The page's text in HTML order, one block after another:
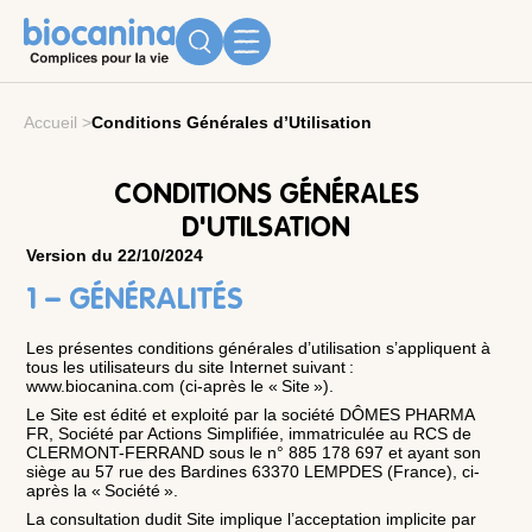
Accueil >Conditions Générales d’Utilisation
CONDITIONS GÉNÉRALES
D'UTILSATION
Version du 22/10/2024
1 – GÉNÉRALITÉS
Les présentes conditions générales d’utilisation s’appliquent à
tous les utilisateurs du site Internet suivant :
www.biocanina.com (ci-après le « Site »).
Le Site est édité et exploité par la société DÔMES PHARMA
FR, Société par Actions Simplifiée, immatriculée au RCS de
CLERMONT-FERRAND sous le n° 885 178 697 et ayant son
siège au 57 rue des Bardines 63370 LEMPDES (France), ci-
après la « Société ».
La consultation dudit Site implique l’acceptation implicite par